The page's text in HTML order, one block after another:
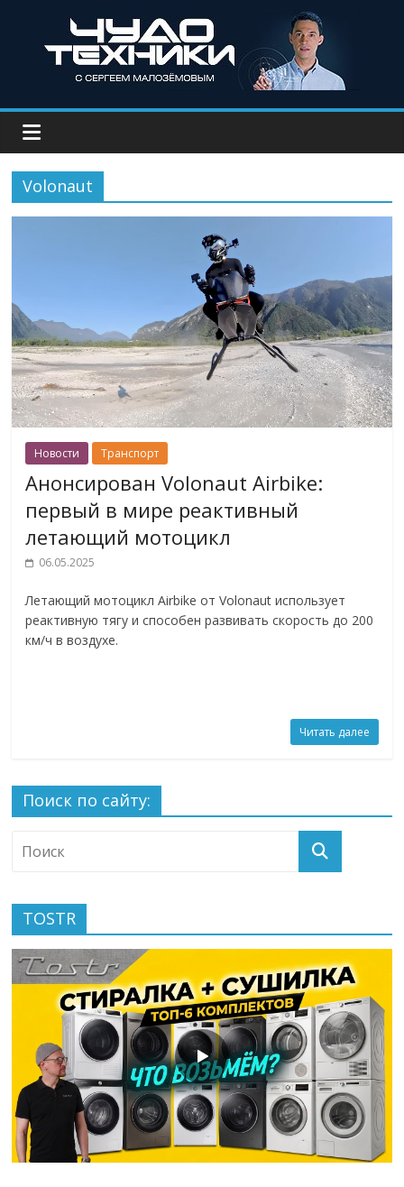
Volonaut
Новости Транспорт
Анонсирован Volonaut Airbike:
первый в мире реактивный
летающий мотоцикл
06.05.2025
Летающий мотоцикл Airbike от Volonaut использует
реактивную тягу и способен развивать скорость до 200
км/ч в воздухе.
Читать далее
Поиск по сайту:
TOSTR